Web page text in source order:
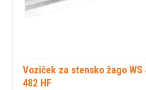
Voziček za stensko žago WS
482 HF